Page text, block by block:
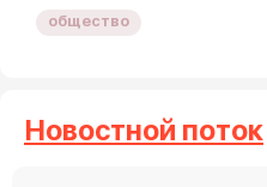
общество
Новостной поток